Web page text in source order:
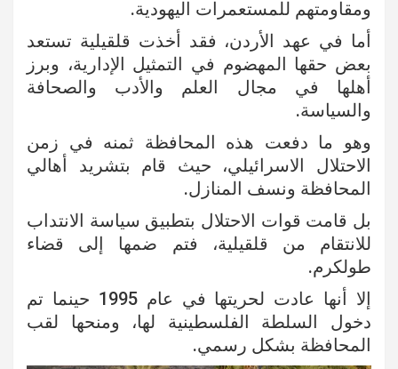
ومقاومتهم للمستعمرات اليهودية.
أما في عهد الأردن، فقد أخذت قلقيلية تستعد
بعض حقها المهضوم في التمثيل الإدارية، وبرز
أهلها في مجال العلم والأدب والصحافة
والسياسة.
وهو ما دفعت هذه المحافظة ثمنه في زمن
الاحتلال الاسرائيلي، حيث قام بتشريد أهالي
المحافظة ونسف المنازل.
بل قامت قوات الاحتلال بتطبيق سياسة الانتداب
للانتقام من قلقيلية، فتم ضمها إلى قضاء
طولكرم.
إلا أنها عادت لحريتها في عام 1995 حينما تم
دخول السلطة الفلسطينية لها، ومنحها لقب
المحافظة بشكل رسمي.